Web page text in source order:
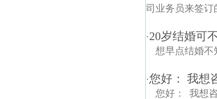
司业务员来签订
·20岁结婚可
想早点结婚不
·您好： 我想
您好： 我想